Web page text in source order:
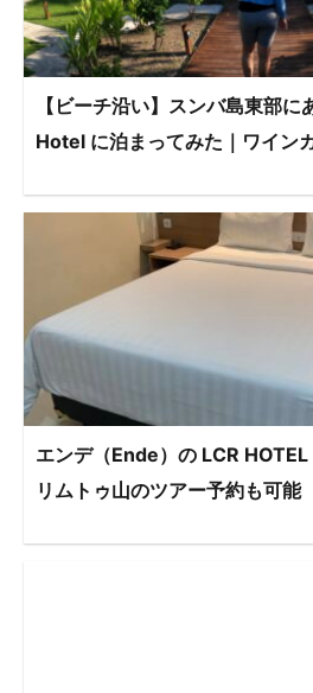
【ビーチ沿い】スンバ島東部
Hotel に泊まってみた｜ワイン
エンデ（Ende）の LCR
リムトゥ山のツアー予約も可能